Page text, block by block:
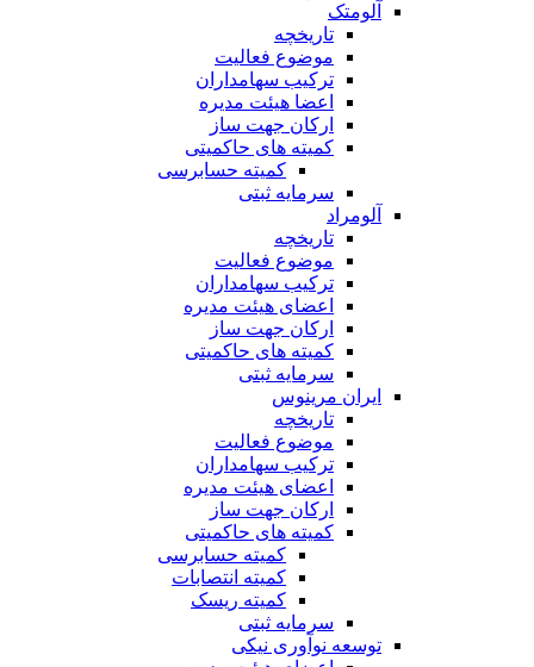
آلومتک
تاریخچه
موضوع فعالیت
ترکیب سهامداران
اعضا هیئت مدیره
ارکان جهت ساز
کمیته های حاکمیتی
کمیته حسابرسی
سرمایه ثبتی
آلومراد
تاریخچه
موضوع فعالیت
ترکیب سهامداران
اعضای هیئت مدیره
ارکان جهت ساز
کمیته های حاکمیتی
سرمایه ثبتی
ایران مرینوس
تاریخچه
موضوع فعالیت
ترکیب سهامداران
اعضای هیئت مدیره
ارکان جهت ساز
کمیته های حاکمیتی
کمیته حسابرسی
کمیته انتصابات
کمیته ریسک
سرمایه ثبتی
توسعه نوآوری نیکی